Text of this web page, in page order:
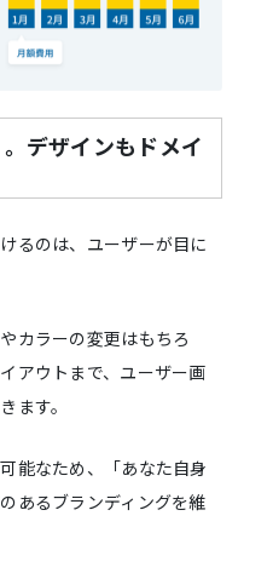
デザインもドメイ
るのは、ユーザーが目に
カラーの変更はもちろ
アウトまで、ユーザー画
ます。
能なため、「あなた自身
あるブランディングを維